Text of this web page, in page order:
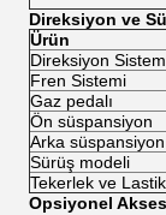
Direksiyon ve
Ürün
Direksiyon
Fren Sistemi
Gaz pedalı
Ön süspansiyon
Arka süspansiyon
Sürüş modeli
Tekerlek ve Lastik
Opsiyonel